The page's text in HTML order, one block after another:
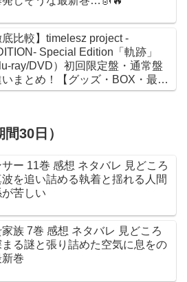
底比較】timelesz project -
Special Edition「軌跡」
ray/DVD）初回限定盤・通常盤
いまとめ！【グッズ・BOX・最安
30日）
サー 11巻 感想 ネタバレ 見どころ
波を追い詰める執着と揺れる人間
が苦しい
族 7巻 感想 ネタバレ 見どころ
まる謎と張り詰めた空気に息をの
巻